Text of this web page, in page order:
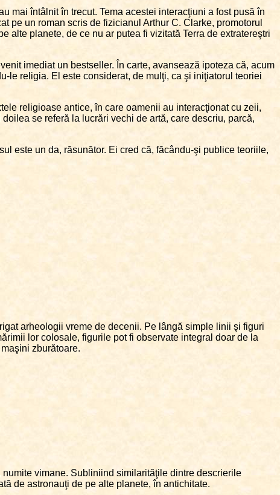
mai întâlnit în trecut. Tema acestei interacţiuni a fost pusă în
pe un roman scris de fizicianul Arthur C. Clarke, promotorul
planete, de ce nu ar putea fi vizitată Terra de extratereştri
imediat un bestseller. În carte, avansează ipoteza că, acum
le religia. El este considerat, de mulţi, ca şi iniţiatorul teoriei
religioase antice, în care oamenii au interacţionat cu zeii,
se referă la lucrări vechi de artă, care descriu, parcă,
este un da, răsunător. Ei cred că, făcându-şi publice teoriile,
arheologii vreme de decenii. Pe lângă simple linii şi figuri
lor colosale, figurile pot fi observate integral doar de la
zburătoare.
vimane. Subliniind similarităţile dintre descrierile
de astronauţi de pe alte planete, în antichitate.